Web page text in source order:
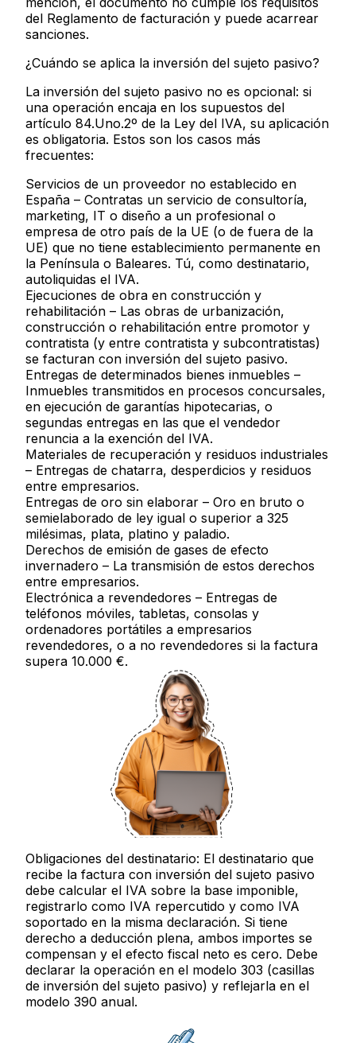
del Reglamento de facturación y puede acarrear
sanciones.
¿Cuándo se aplica la inversión del sujeto pasivo?
La inversión del sujeto pasivo no es opcional: si
una operación encaja en los supuestos del
artículo 84.Uno.2º de la Ley del IVA, su aplicación
es obligatoria. Estos son los casos más
frecuentes:
Servicios de un proveedor no establecido en
España – Contratas un servicio de consultoría,
marketing, IT o diseño a un profesional o
empresa de otro país de la UE (o de fuera de la
UE) que no tiene establecimiento permanente en
la Península o Baleares. Tú, como destinatario,
autoliquidas el IVA.
Ejecuciones de obra en construcción y
rehabilitación – Las obras de urbanización,
construcción o rehabilitación entre promotor y
contratista (y entre contratista y subcontratistas)
se facturan con inversión del sujeto pasivo.
Entregas de determinados bienes inmuebles –
Inmuebles transmitidos en procesos concursales,
en ejecución de garantías hipotecarias, o
segundas entregas en las que el vendedor
renuncia a la exención del IVA.
Materiales de recuperación y residuos industriales
– Entregas de chatarra, desperdicios y residuos
entre empresarios.
Entregas de oro sin elaborar – Oro en bruto o
semielaborado de ley igual o superior a 325
milésimas, plata, platino y paladio.
Derechos de emisión de gases de efecto
invernadero – La transmisión de estos derechos
entre empresarios.
Electrónica a revendedores – Entregas de
teléfonos móviles, tabletas, consolas y
ordenadores portátiles a empresarios
revendedores, o a no revendedores si la factura
supera 10.000 €.
Obligaciones del destinatario: El destinatario que
recibe la factura con inversión del sujeto pasivo
debe calcular el IVA sobre la base imponible,
registrarlo como IVA repercutido y como IVA
soportado en la misma declaración. Si tiene
derecho a deducción plena, ambos importes se
compensan y el efecto fiscal neto es cero. Debe
declarar la operación en el modelo 303 (casillas
de inversión del sujeto pasivo) y reflejarla en el
modelo 390 anual.